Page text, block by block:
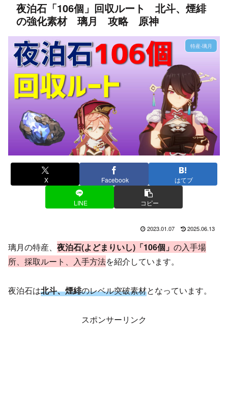
夜泊石「106個」回収ルート 北斗、煙緋
の強化素材 璃月 攻略 原神
特産-璃月
X Facebook はてブ
LINE コピー
2023.01.07 2025.06.13
璃月の特産、 夜泊石(よどまりいし)「106個」 の入手場
所、採取ルート、入手方法を紹介しています。
夜泊石は北斗、煙緋のレベル突破素材となっています。
スポンサーリンク